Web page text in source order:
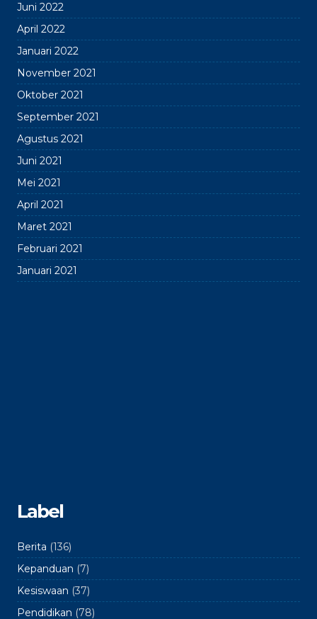
Juni 2022
April 2022
Januari 2022
November 2021
Oktober 2021
September 2021
Agustus 2021
Juni 2021
Mei 2021
April 2021
Maret 2021
Februari 2021
Januari 2021
Label
Berita (136)
Kepanduan (7)
Kesiswaan (37)
Pendidikan (78)